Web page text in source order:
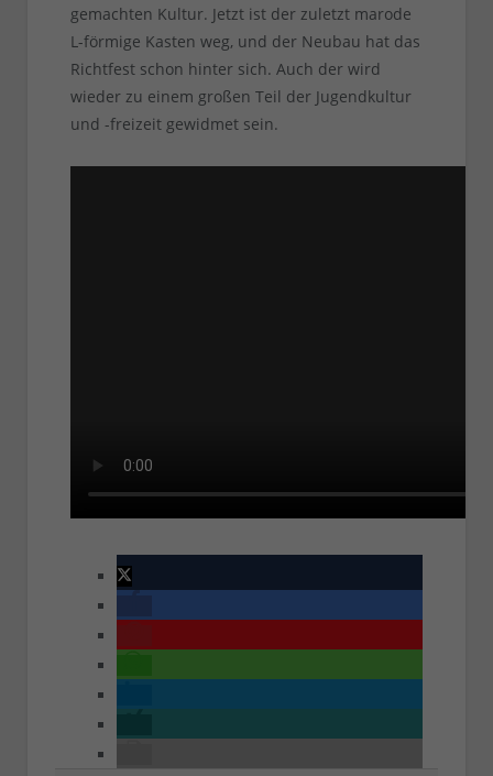
gemachten Kultur. Jetzt ist der zuletzt marode
L-förmige Kasten weg, und der Neubau hat das
Richtfest schon hinter sich. Auch der wird
wieder zu einem großen Teil der Jugendkultur
und -freizeit gewidmet sein.